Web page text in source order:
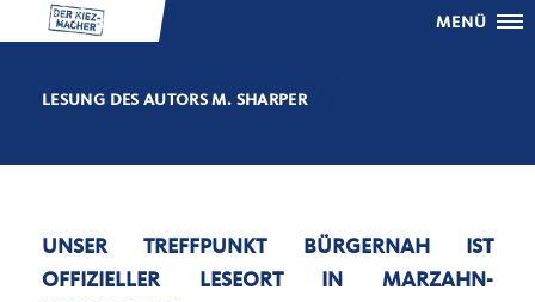
MENÜ
LESUNG DES AUTORS M. SHARPER
UNSER TREFFPUNKT BÜRGERNAH IST
OFFIZIELLER LESEORT IN MARZAHN-